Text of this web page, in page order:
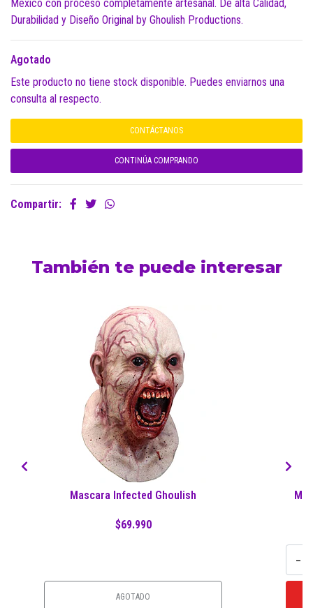
México con proceso completamente artesanal. De alta Calidad,
Durabilidad y Diseño Original by Ghoulish Productions.
Agotado
Este producto no tiene stock disponible. Puedes enviarnos una
consulta al respecto.
CONTÁCTANOS
CONTINÚA COMPRANDO
Compartir:
También te puede interesar
Mascara Infected Ghoulish
$69.990
AGOTADO
-